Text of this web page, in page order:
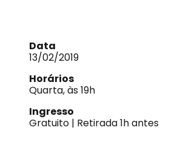
Data
13/02/2019
Horários
Quarta, às 19h
Ingresso
Gratuito | Retirada 1h antes